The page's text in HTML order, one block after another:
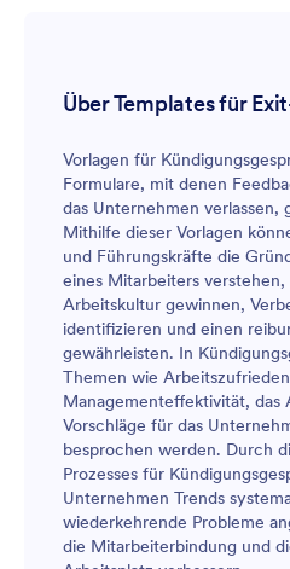
Über Templates für
Vorlagen für
Formulare, mit denen
das Unternehmen verlassen,
Mithilfe dieser Vorlagen
und Führungskräfte die
eines Mitarbeiters verstehen,
Arbeitskultur gewinnen,
identifizieren und einen
gewährleisten. In
Themen wie
Managementeffektivität, das
Vorschläge für das
besprochen werden. Durch
Prozesses für
Unternehmen Trends
wiederkehrende Probleme
die Mitarbeiterbindung und